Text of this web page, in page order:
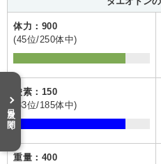
体力：900
(45位/250体中)
酸素：150
(33位/185体中)
重量：400
目次を開く